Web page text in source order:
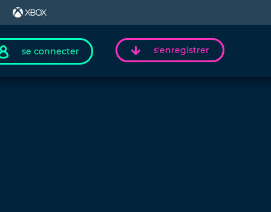
se connecter s'enregistrer